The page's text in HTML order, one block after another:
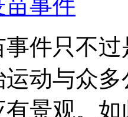
事件
件只不
动与众
景观。